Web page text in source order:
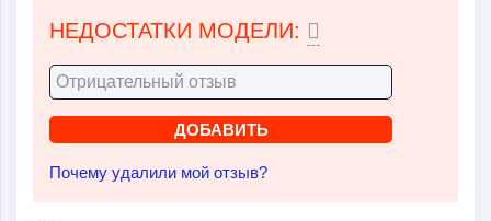
НЕДОСТАТКИ МОДЕЛИ:
Почему удалили мой отзыв?